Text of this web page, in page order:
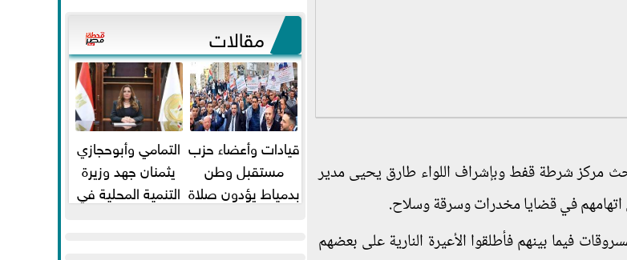
مركز شرطة قفط وبإشراف اللواء طارق يحيى مدير
اتهامهم في قضايا مخدرات وسرقة وسلاح.
فيما بينهم فأطلقوا الأعيرة النارية على بعضهم
مقالات
قيادات وأعضاء حزب
مستقبل وطن
بدمياط يؤدون صلاة
التمامي وأبوحجازي
يثمنان جهد وزيرة
التنمية المحلية في